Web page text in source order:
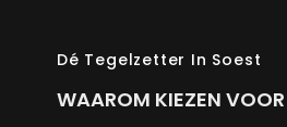
Dé Tegelzetter In Soest
WAAROM KIEZEN